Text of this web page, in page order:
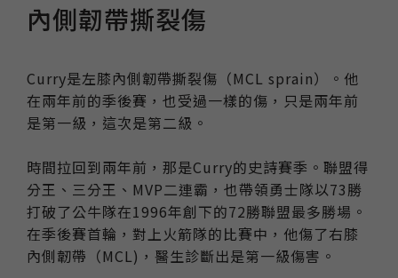
內側韌帶撕裂傷
Curry是左膝內側韌帶撕裂傷（MCL sprain）。他
在兩年前的季後賽，也受過一樣的傷，只是兩年前
是第一級，這次是第二級。
時間拉回到兩年前，那是Curry的史詩賽季。聯盟得
分王、三分王、MVP二連霸，也帶領勇士隊以73勝
打破了公牛隊在1996年創下的72勝聯盟最多勝場。
在季後賽首輪，對上火箭隊的比賽中，他傷了右膝
內側韌帶（MCL)，醫生診斷出是第一級傷害。